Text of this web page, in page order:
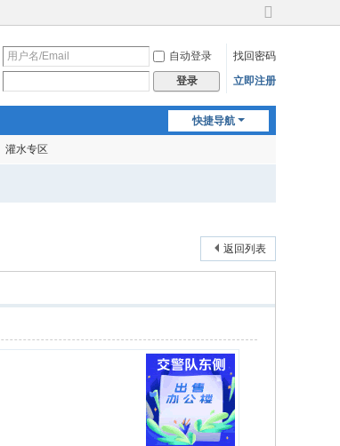
切
到
宽
自动登录
找回密码
登录 立即注册
快捷导航
灌水专区
返回列表